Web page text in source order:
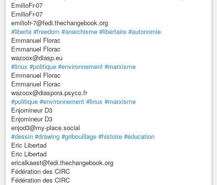
EmilioFr-07
EmilioFr-07
emiliofr-7@fedi.thechangebook.org
#liberté #freedom #anarchisme #libertaire #autonomie
Emmanuel Florac
Emmanuel Florac
wazoox@diasp.eu
#linux #politique #environnement #marxisme
Emmanuel Florac
Emmanuel Florac
wazoox@diaspora.psyco.fr
#politique #environnement #linux #marxisme
Enjomineur D3
Enjomineur D3
enjod3@my-place.social
#dessin #drawing #gribouillage #histoire #éducation
Eric Libertad
Eric Libertad
ericalkaest@fedi.thechangebook.org
Fédération des CIRC
Fédération des CIRC